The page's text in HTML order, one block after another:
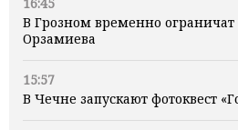
16:45
В Грозном временно
Орзамиева
15:57
В Чечне запускают фотоквест